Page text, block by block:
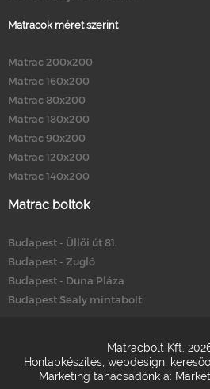
Matracok méret szerint
Matrac 200x200
Matrac 160x200
Matrac 80x200
Matrac 180x200
Matrac 90x200
Matrac 120x200
Matrac 140x200
Matrac boltok
Budapest - Üllői út 81.
Budapest - Zugló
Budapest - Duna Pláza
Budapest Sealy mintabolt
Matracbolt Kft.
Honlapkészítés webdesign
Marketing tanácsadónk a: